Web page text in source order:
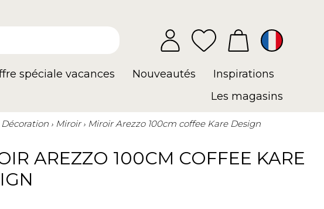
spéciale vacances Nouveautés
Inspirations
Les magasins
Décoration Miroir Miroir Arezzo 100cm coffee Kare Design
AREZZO 100CM COFFEE KARE